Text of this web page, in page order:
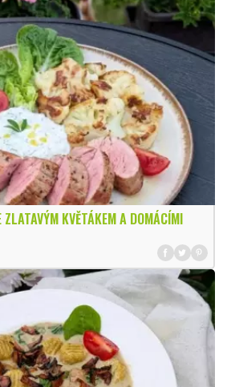
ZLATAVÝM KVĚTÁKEM A DOMÁCÍMI